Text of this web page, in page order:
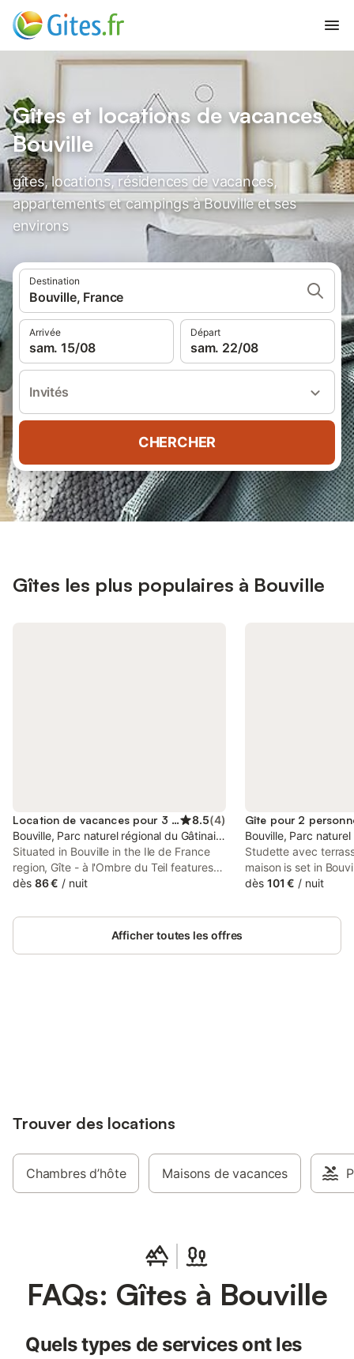
Gîtes et locations de vacances
Bouville
gîtes, locations, résidences de vacances,
appartements et campings à Bouville et ses
environs
Destination
Bouville, France
Arrivée
sam. 15/08
Départ
sam. 22/08
Invités
CHERCHER
Gîtes les plus populaires à Bouville
Location de vacances pour 3 personnes 8.5(4)
Bouville, Parc naturel régional du Gâtinais français
Situated in Bouville in the Ile de France
region, Gîte - à l'Ombre du Teil features
accommodation with free WiFi and free
features a garden.
dès 86 € / nuit
Gîte pour 2
Bouville, Parc
Studette avec
maison is set in
offers access to a
fitted with a flat-
dès 101 € / nuit
Afficher toutes les offres
Trouver des locations
Chambres d’hôte Maisons de vacances
FAQs: Gîtes à Bouville
Quels types de services ont les